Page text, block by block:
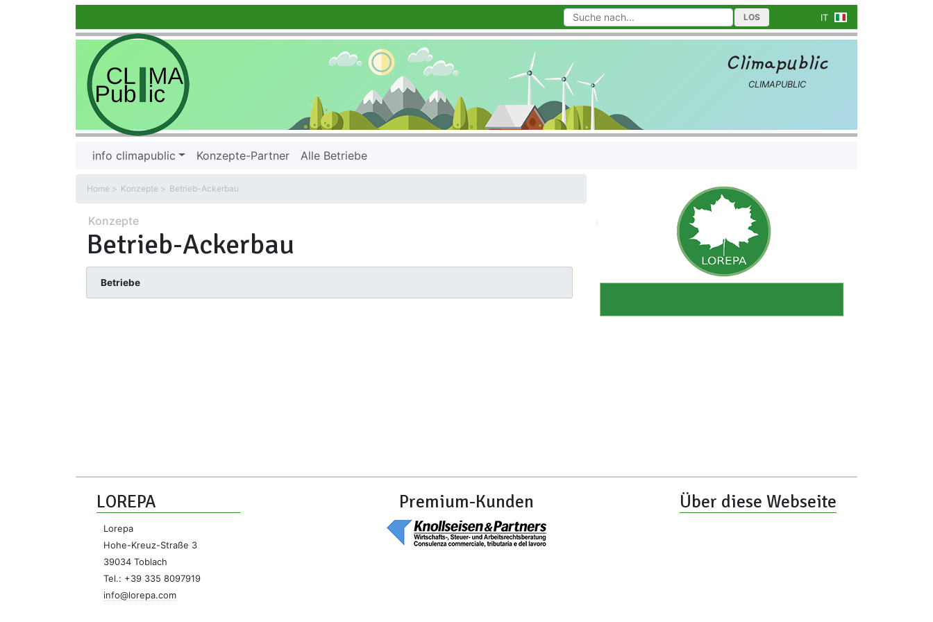
LOS IT
Climapublic
CLIMAPUBLIC
info climapublic Konzepte-Partner Alle Betriebe
Home Konzepte Betrieb-Ackerbau
Konzepte
Betrieb-Ackerbau
Betriebe
LOREPA
Lorepa
Hohe-Kreuz-Straße 3
39034 Toblach
Tel.: +39 335 8097919
info@lorepa.com
Premium-Kunden Über diese Webseite